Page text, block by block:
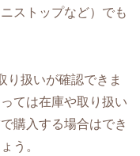
ストップなど）でも
り扱いが確認できま
ては在庫や取り扱い
購入する場合はでき
う。